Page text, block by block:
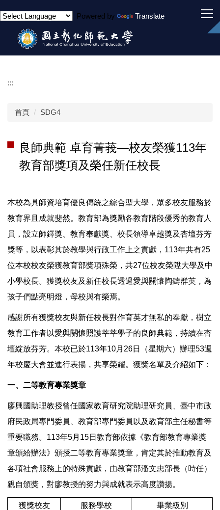
到
Powered by Translate
:::
首頁 SDG4
良師典範 卓育菁莪—校友榮獲113年
教育部獎項及榮任新任校長
本校為具師資培育優良傳統之綜合型大學，眾多校友服務於
教育界且成就斐然。教育部為獎勵各教育階段優秀的教育人
員，設立師鐸獎、教育奉獻獎、校長領導卓越獎及杏壇芬芳
獎等，以表彰其於教學與行政工作上之貢獻，113年共有25
位本校校友榮獲教育部獎項殊榮，共27位校友榮陞大學及中
小學校長。獲獎校友及新任校長透過愛與關懷陶鑄群英，為
孩子們點亮明燈，母校與有榮焉。
感謝所有獲獎校友與新任校長對作育英才無私的奉獻，樹立
教育工作者以愛與關懷照護莘莘學子的良師典範，持續在杏
壇綻放芬芳。本校已於113年10月26日（星期六）辦理53週
年校慶大會並進行表揚，共享榮耀。獲獎名單及介紹如下：
一、二等教育專業獎章
廖興國助理教授曾任國家教育研究院助理研究員、臺中市政
府民政局專門委員、教育部專門委員以及教育部主任秘書等
重要職務。113年5月15日教育部依據《教育部教育專業獎
章頒給辦法》頒授二等教育專業獎章，肯定其於推動教育及
各項社會服務上的特殊貢獻，由教育部潘文忠部長（時任）
親自頒獎，對廖教授的努力與成就表示高度讚揚。
獲獎校友 服務學校 畢業級別